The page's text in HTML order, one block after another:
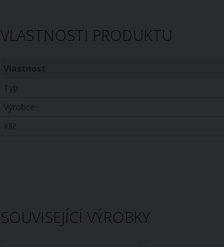
VLASTNOSTI PRODUKTU
Typ
Výrobce
Klíč
SOUVISEJÍCÍ VÝROBKY